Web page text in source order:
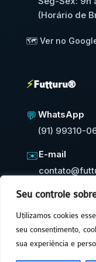
Seu controle
Utilizamos cookies
seu consentimento,
sua experiência e
(Horário de
🗺️ Ver no
⚡Futturu®
💬 WhatsApp
(91) 99310-
✉️E-mail
⚡Resposta em até